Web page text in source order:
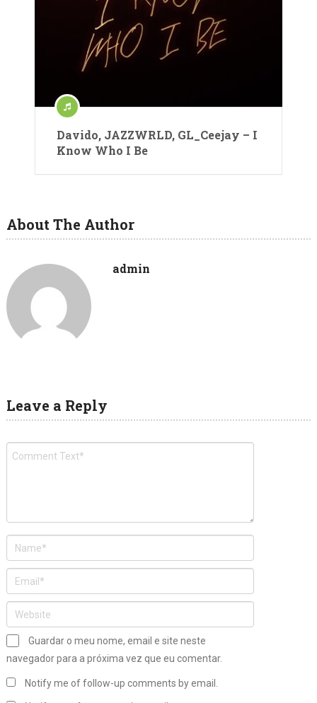
Davido, JAZZWRLD, GL_Ceejay – I
Know Who I Be
About The Author
admin
Leave a Reply
Guardar o meu nome, email e site neste
navegador para a próxima vez que eu comentar.
Notify me of follow-up comments by email.